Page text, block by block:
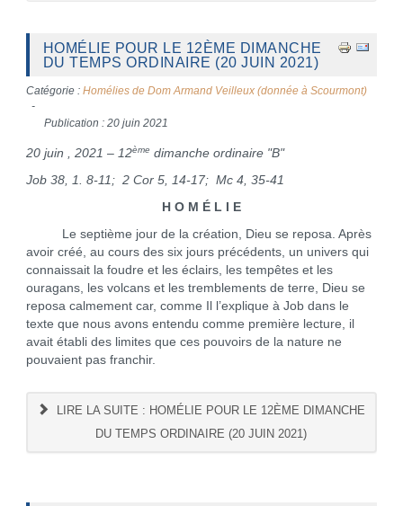
HOMÉLIE POUR LE 12ÈME DIMANCHE
DU TEMPS ORDINAIRE (20 JUIN 2021)
Catégorie : Homélies de Dom Armand Veilleux (donnée à Scourmont)
Publication : 20 juin 2021
20 juin , 2021 – 12ème dimanche ordinaire "B"
Job 38, 1. 8-11; 2 Cor 5, 14-17; Mc 4, 35-41
H O M É L I E
Le septième jour de la création, Dieu se reposa. Après
avoir créé, au cours des six jours précédents, un univers qui
connaissait la foudre et les éclairs, les tempêtes et les
ouragans, les volcans et les tremblements de terre, Dieu se
reposa calmement car, comme Il l’explique à Job dans le
texte que nous avons entendu comme première lecture, il
avait établi des limites que ces pouvoirs de la nature ne
pouvaient pas franchir.
LIRE LA SUITE : HOMÉLIE POUR LE 12ÈME DIMANCHE
DU TEMPS ORDINAIRE (20 JUIN 2021)